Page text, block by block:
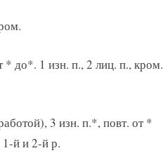
* до*. 1 изн. п., 2 лиц. п., кром.
3 изн. п.*, повт. от *
й и 2-й р.